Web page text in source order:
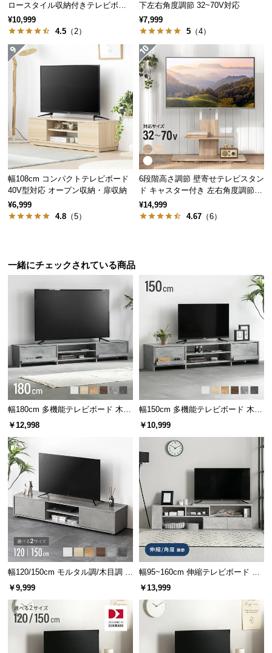
企
業
情
報
ロースタイル収納付きテレビボー
ド
¥10,999
4.5 （2）
下左右角度調節 32~70V対応
¥7,999
5 （4）
幅108cm コンパクトテレビボード
40V型対応 オープン収納・扉収納
¥6,999
4.8 （5）
6段階高さ調節 壁寄せテレビスタン
ド キャスター付き 左右角度調節機
能
¥14,999
4.67 （6）
一緒にチェックされている商品
幅180cm 多機能テレビボード 木
目/石目調 オープン収納・引き出し
￥12,998
幅150cm 多機能テレビボード 木
目/石目調 オープン収納・引き出し
￥10,999
幅120/150cm モルタル調/木目調 オ
ープン収納・扉収納付きテレビボ
￥9,999
幅95~160cm 伸縮テレビボード ア
レンジ多彩 引き出し収納 角度調節
￥13,999